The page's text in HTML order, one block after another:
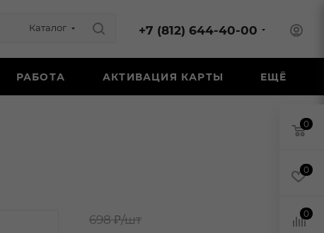
Каталог +7 (812) 644-40-00
РАБОТА АКТИВАЦИЯ КАРТЫ ЕЩЁ
698 ₽/шт
0
0
0